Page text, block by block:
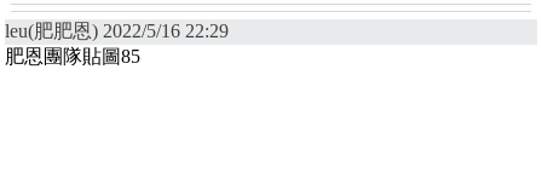
leu(肥肥恩) 2022/5/16 22:29
肥恩團隊貼圖85